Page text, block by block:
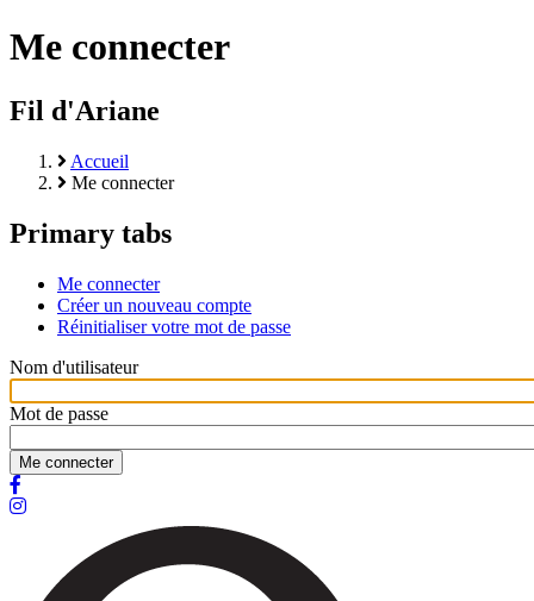
Me connecter
Fil d'Ariane
Accueil
Me connecter
Primary tabs
Me connecter
Créer un nouveau compte
Réinitialiser votre mot de passe
Nom d'utilisateur
Mot de passe